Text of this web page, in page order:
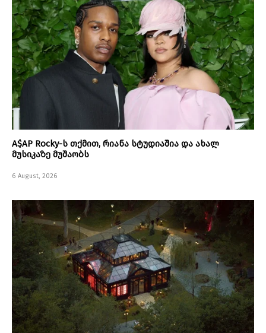
A$AP Rocky-ს თქმით, რიანა სტუდიაშია და ახალ
მუსიკაზე მუშაობს
6 August, 2026